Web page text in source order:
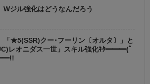
Wジル強化はどうなんだろう
「★5(SSR)クー･フーリン〔オルタ〕」と
レオニダス一世」スキル強化ｷﾀ━━━(ﾟ